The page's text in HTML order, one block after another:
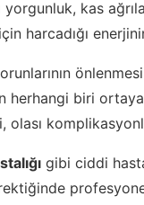
yorgunluk, kas
harcadığı
herhangi biri
olası
gibi ciddi